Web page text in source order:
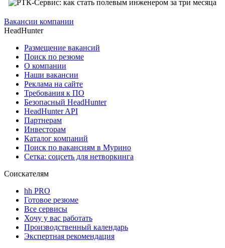
Вакансии компании
HeadHunter
Размещение вакансий
Поиск по резюме
О компании
Наши вакансии
Реклама на сайте
Требования к ПО
Безопасный HeadHunter
HeadHunter API
Партнерам
Инвесторам
Каталог компаний
Поиск по вакансиям в Мурино
Сетка: соцсеть для нетворкинга
Соискателям
hh PRO
Готовое резюме
Все сервисы
Хочу у вас работать
Производственный календарь
Экспертная рекомендация